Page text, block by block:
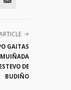
GAITAS
DE
BUDIÑO